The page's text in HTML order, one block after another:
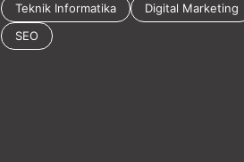
Teknik Informatika
Digital Marketing
SEO